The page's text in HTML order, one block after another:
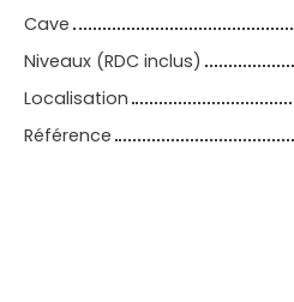
Cave
Niveaux (RDC inclus)
Localisation
Référence